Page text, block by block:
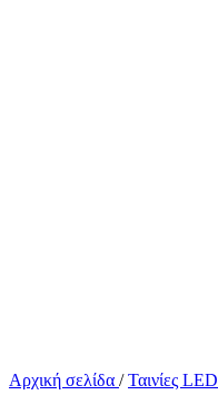
Αρχική σελίδα / Ταινίες LED